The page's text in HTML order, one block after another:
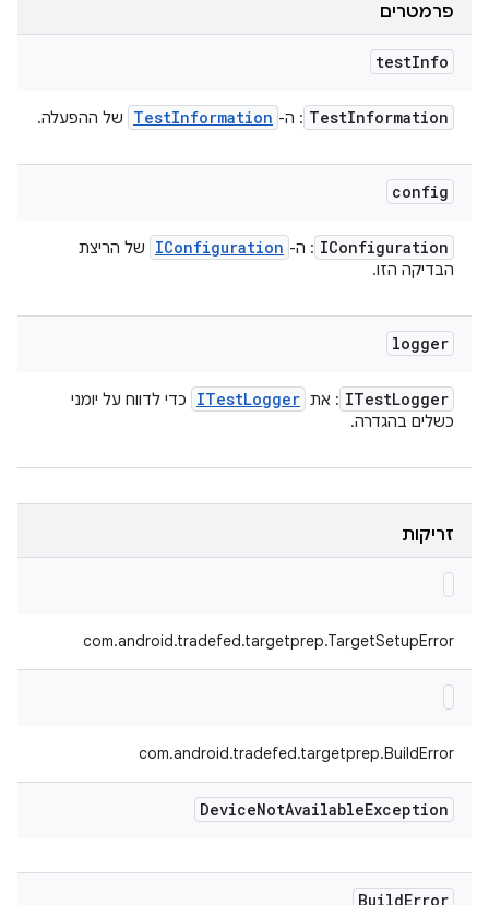
פרמטרים
testInfo
TestInformation : ה- TestInformation של ההפעלה.
config
IConfiguration : ה- IConfiguration
של הריצת
הבדיקה הזו.
logger
ITestLogger : את ITestLogger
כדי לדווח על יומני
כשלים בהגדרה.
זריקות
com.android.tradefed.targetprep.TargetSetupError
com.android.tradefed.targetprep.BuildError
DeviceNotAvailableException
BuildError